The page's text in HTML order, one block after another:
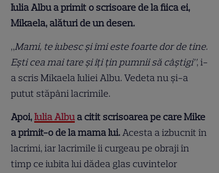
Iulia Albu a primit o scrisoare de la fiica ei,
Mikaela, alături de un desen.
„Mami, te iubesc și îmi este foarte dor de tine.
Ești cea mai tare și îți țin pumnii să câștigi”, i-
a scris Mikaela Iuliei Albu. Vedeta nu și-a
putut stăpâni lacrimile.
Apoi,Iulia Albu a citit scrisoarea pe care Mike
a primit-o de la mama lui.Acesta a izbucnit în
lacrimi, iar lacrimile îi curgeau pe obraji în
timp ce iubita lui dădea glas cuvintelor